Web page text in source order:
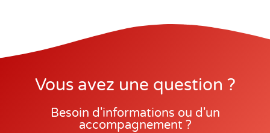
Vous avez une question ?
Besoin d'informations ou d'un
accompagnement ?